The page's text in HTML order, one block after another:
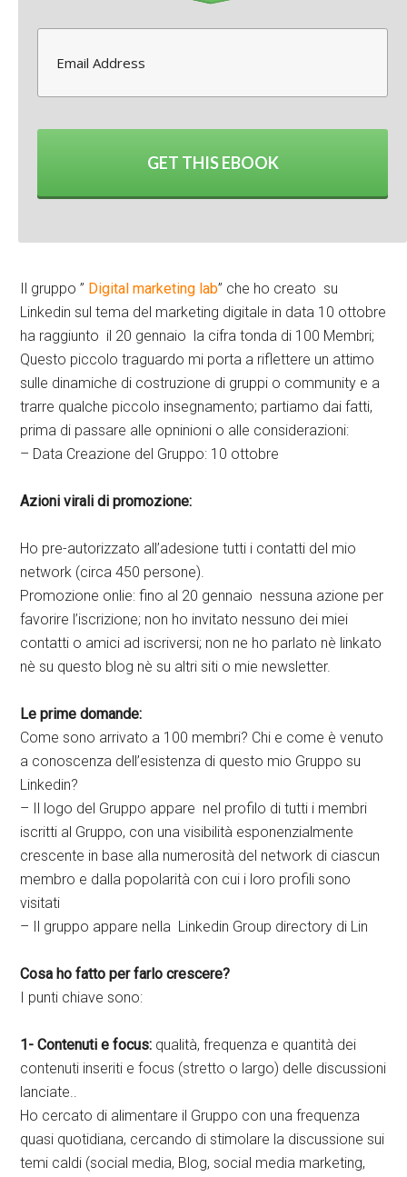
Leonardo Bellini
Archiviato in:Digital Marketing,social media marketing
Google+ 0
Il gruppo ” Digital marketing lab” che ho creato su
Linkedin sul tema del marketing digitale in data 10 ottobre
ha raggiunto il 20 gennaio la cifra tonda di 100 Membri;
Questo piccolo traguardo mi porta a riflettere un attimo
sulle dinamiche di costruzione di gruppi o community e a
trarre qualche piccolo insegnamento; partiamo dai fatti,
prima di passare alle opninioni o alle considerazioni:
– Data Creazione del Gruppo: 10 ottobre
Azioni virali di promozione:
Ho pre-autorizzato all’adesione tutti i contatti del mio
network (circa 450 persone).
Promozione onlie: fino al 20 gennaio nessuna azione per
favorire l’iscrizione; non ho invitato nessuno dei miei
contatti o amici ad iscriversi; non ne ho parlato nè linkato
nè su questo blog nè su altri siti o mie newsletter.
Le prime domande:
Come sono arrivato a 100 membri? Chi e come è venuto
a conoscenza dell’esistenza di questo mio Gruppo su
Linkedin?
– Il logo del Gruppo appare nel profilo di tutti i membri
iscritti al Gruppo, con una visibilità esponenzialmente
crescente in base alla numerosità del network di ciascun
membro e dalla popolarità con cui i loro profili sono
visitati
– Il gruppo appare nella Linkedin Group directory di Lin
Cosa ho fatto per farlo crescere?
I punti chiave sono:
1- Contenuti e focus: qualità, frequenza e quantità dei
contenuti inseriti e focus (stretto o largo) delle discussioni
lanciate..
Ho cercato di alimentare il Gruppo con una frequenza
quasi quotidiana, cercando di stimolare la discussione sui
temi caldi (social media, Blog, social media marketing,
GET THIS EBOOK